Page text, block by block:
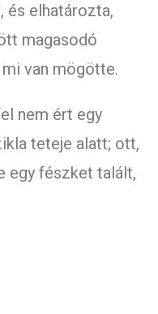
és elhatározta,
magasodó
van mögötte.
nem ért egy
teteje alatt; ott,
egy fészket talált,